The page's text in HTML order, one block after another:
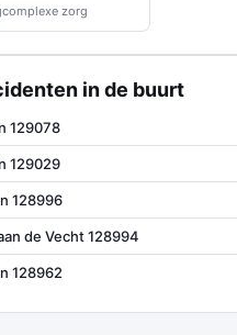
zorg
in de buurt
129078
129029
128996
de Vecht 128994
128962